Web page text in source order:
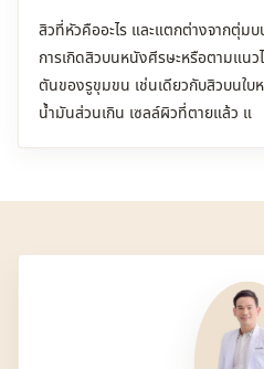
สิวที่หัวคืออะไร และแตกต่างจากตุ่ม
การเกิดสิวบนหนังศีรษะหรือตามแนว
ตันของรูขุมขน เช่นเดียวกับสิวบนใบ
น้ำมันส่วนเกิน เซลล์ผิวที่ตายแล้ว แ